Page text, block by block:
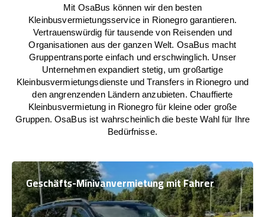
Mit OsaBus können wir den besten
Kleinbusvermietungsservice in Rionegro garantieren.
Vertrauenswürdig für tausende von Reisenden und
Organisationen aus der ganzen Welt. OsaBus macht
Gruppentransporte einfach und erschwinglich. Unser
Unternehmen expandiert stetig, um großartige
Kleinbusvermietungsdienste und Transfers in Rionegro und
den angrenzenden Ländern anzubieten. Chauffierte
Kleinbusvermietung in Rionegro für kleine oder große
Gruppen. OsaBus ist wahrscheinlich die beste Wahl für Ihre
Bedürfnisse.
Geschäfts-Minivanvermietung mit Fahrer